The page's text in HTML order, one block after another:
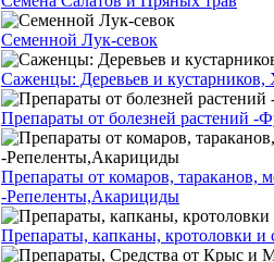
Семенной Лук-севок
Саженцы: Деревьев и кустарников,
Препараты от болезней растений -
Препараты от комаров, тараканов,
-Репеленты,Акарициды
Препараты, капканы, кротоловки и